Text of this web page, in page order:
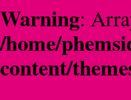
Warning:
/home/
content/